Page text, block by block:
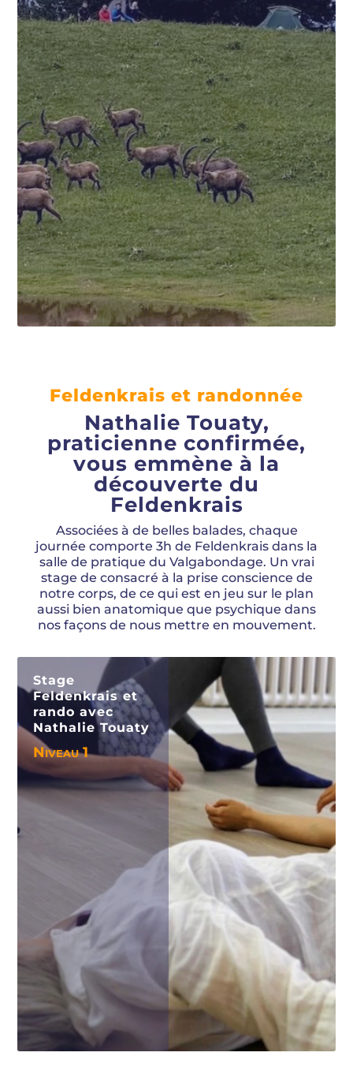
Feldenkrais et randonnée
Nathalie Touaty,
praticienne confirmée,
vous emmène à la
découverte du
Feldenkrais
Associées à de belles balades, chaque
journée comporte 3h de Feldenkrais dans la
salle de pratique du Valgabondage. Un vrai
stage de consacré à la prise conscience de
notre corps, de ce qui est en jeu sur le plan
aussi bien anatomique que psychique dans
nos façons de nous mettre en mouvement.
Stage
Feldenkrais et
rando avec
Nathalie Touaty
Niveau 1
Voir le séjour